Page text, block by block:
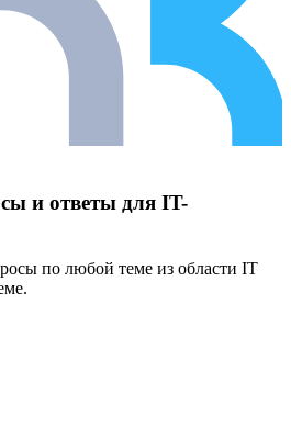
и ответы для IT-
по любой теме из области IT